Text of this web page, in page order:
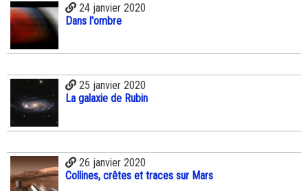
24 janvier 2020
Dans l'ombre
25 janvier 2020
La galaxie de Rubin
26 janvier 2020
Collines, crêtes et traces sur Mars